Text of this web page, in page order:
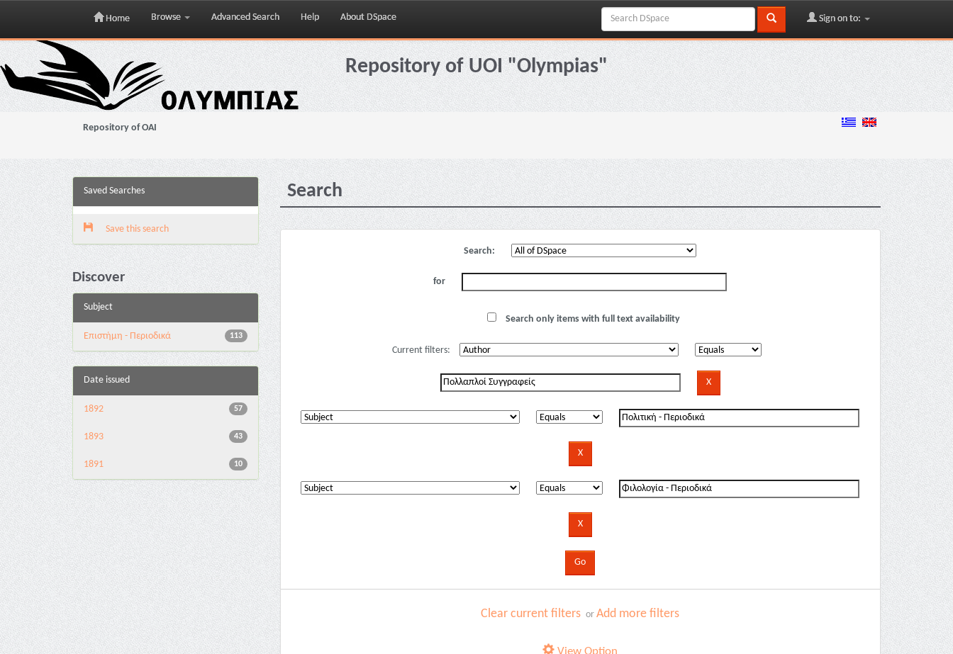
Skip
navigation
Home Browse Advanced Search Help About DSpace Sign on to:
Repository of UOI "Olympias"
Repository of OAI
Saved Searches
Save this search
Discover
Subject
113
Επιστήμη - Περιοδικά
Date issued
57
1892
43
1893
10
1891
Search
Search:
for
Search only items with full text availability
Current filters:
Clear current filters orAdd more filters
View Option